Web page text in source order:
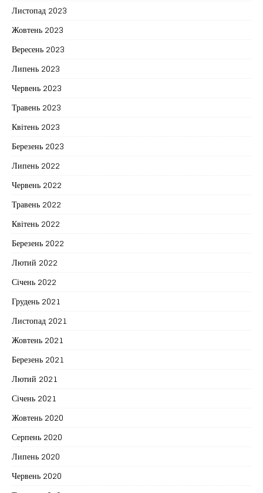
Листопад 2023
Жовтень 2023
Вересень 2023
Липень 2023
Червень 2023
Травень 2023
Квітень 2023
Березень 2023
Липень 2022
Червень 2022
Травень 2022
Квітень 2022
Березень 2022
Лютий 2022
Січень 2022
Грудень 2021
Листопад 2021
Жовтень 2021
Березень 2021
Лютий 2021
Січень 2021
Жовтень 2020
Серпень 2020
Липень 2020
Червень 2020